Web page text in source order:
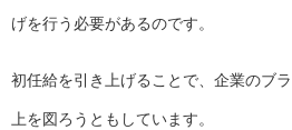
げを行う必要があるのです。
初任給を引き上げることで、企業のブ
上を図ろうともしています。